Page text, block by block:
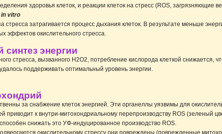
здоровья клеток, и реакции клеток на стресс (ROS, загрязняющие
in vitro
стресса затрагивается процесс дыхания клеток. В результате меньше
эффектов окислительного стресса.
энергии
стресса, вызванного H2O2, потребление кислорода клеткой снижается,
поддерживать оптимальный уровень энергии.
за снабжение клеток энергией. Эти органеллы уязвимы для
приводит к внутри-митохондриальному перепроизводству ROS (зеленый
снижать это УФ-индуцированное производство ROS.
окислительному стрессу они повреждены (поврежденные